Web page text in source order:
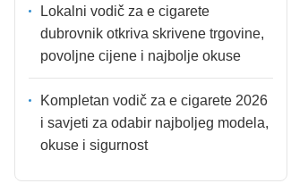
Lokalni vodič za e cigarete
dubrovnik otkriva skrivene trgovine,
povoljne cijene i najbolje okuse
Kompletan vodič za e cigarete 2026
i savjeti za odabir najboljeg modela,
okuse i sigurnost